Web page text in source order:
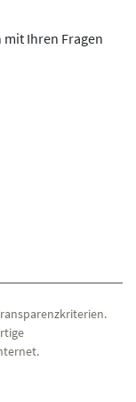
mit Ihren Fragen